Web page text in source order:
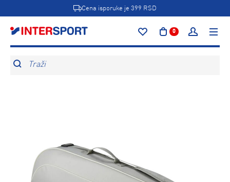
Cena isporuke je 399 RSD
0
Traži